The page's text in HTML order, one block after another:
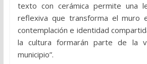
texto con cerámica permite una
reflexiva que transforma el muro
contemplación e identidad
la cultura formarán parte de la
municipio”.